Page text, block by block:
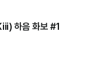
하음 화보 #1